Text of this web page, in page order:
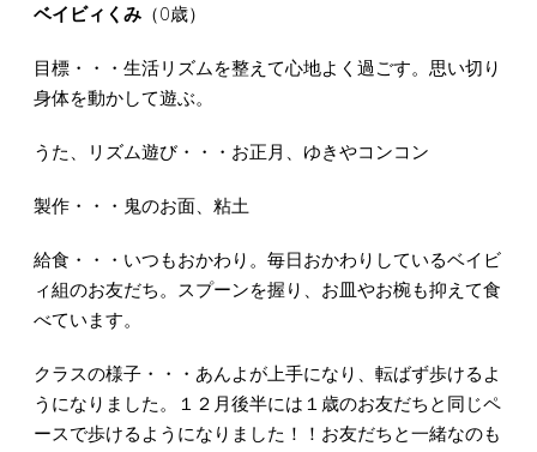
ベイビィくみ（0歳）
目標・・・生活リズムを整えて心地よく過ごす。思い切り
身体を動かして遊ぶ。
うた、リズム遊び・・・お正月、ゆきやコンコン
製作・・・鬼のお面、粘土
給食・・・いつもおかわり。毎日おかわりしているベイビ
ィ組のお友だち。スプーンを握り、お皿やお椀も抑えて食
べています。
クラスの様子・・・あんよが上手になり、転ばず歩けるよ
うになりました。１２月後半には１歳のお友だちと同じペ
ースで歩けるようになりました！！お友だちと一緒なのも